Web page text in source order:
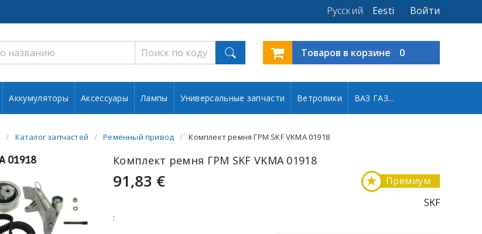
Войти
Eesti
Русский
Товаров в корзине 0
Аккумуляторы Аксессуары Лампы Универсальные запчасти Ветровики ВАЗ ГАЗ...
Каталог запчастей Ременный привод Комплект ремня ГРМ SKF VKMA 01918
Комплект ремня ГРМ SKF VKMA 01918
91,83 € Премиум
★
SKF
: